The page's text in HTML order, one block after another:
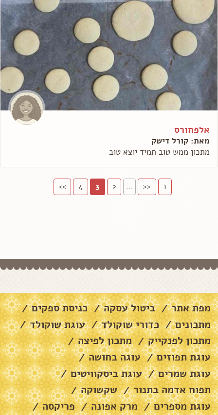
אלפחורס
מאת: קורל דישק
מתכון ממש טוב תמיד יוצא טוב
1
<<
…
2
3
4
>>
מפת אתר / ביטול עסקה / כניסת ספקים /
מתכונים / כדורי שוקולד / עוגת שוקולד /
מתכון לפנקייק / מתכון לפיצה /
עוגת תפוזים / עוגה בחושה /
עוגת שמרים / עוגת ביסקוויטים /
תפוח אדמה בתנור / שקשוקה /
עוגת מספרים / מרק אפונה / פריקסה /